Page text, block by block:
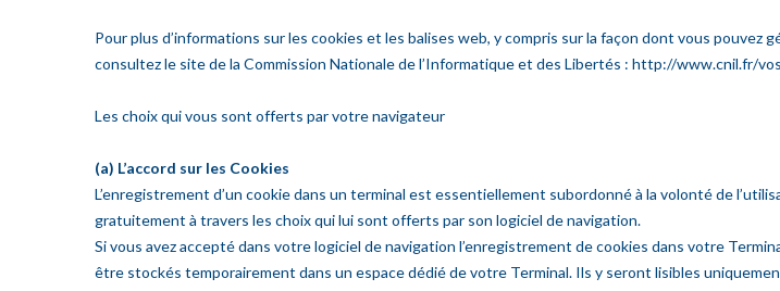
Pour plus d’informations sur les cookies et les balises web, y compris sur la façon dont vous
consultez le site de la Commission Nationale de l’Informatique et des Libertés : http://www.cnil.fr/
Les choix qui vous sont offerts par votre navigateur
(a) L’accord sur les Cookies
L’enregistrement d’un cookie dans un terminal est essentiellement subordonné à la volonté de
gratuitement à travers les choix qui lui sont offerts par son logiciel de navigation.
Si vous avez accepté dans votre logiciel de navigation l’enregistrement de cookies dans votre
être stockés temporairement dans un espace dédié de votre Terminal. Ils y seront lisibles